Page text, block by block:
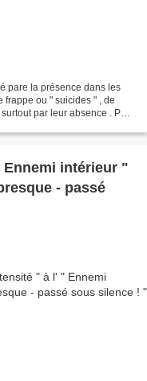
pare la présence dans les
frappe ou " suicides " , de
par leur absence . Pas
intérieur "
- passé